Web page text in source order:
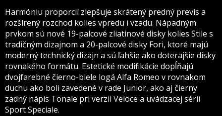
Harmóniu proporcií zlepšuje skrátený predný previs a
rozšírený rozchod kolies vpredu i vzadu. Nápadným
prvkom sú nové 19-palcové zliatinové disky kolies Stile s
tradičným dizajnom a 20-palcové disky Fori, ktoré majú
moderný technický dizajn a sú ľahšie ako doterajšie disky
rovnakého formátu. Estetické modifikácie dopĺňajú
dvojfarebné čierno-biele logá Alfa Romeo v rovnakom
duchu ako boli zavedené v rade Junior, ako aj čierny
zadný nápis Tonale pri verzii Veloce a uvádzacej sérii
Sport Speciale.